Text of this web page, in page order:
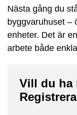
Nästa gång du
byggvaruhuset –
enheter. Det är
arbete både
Vill du ha